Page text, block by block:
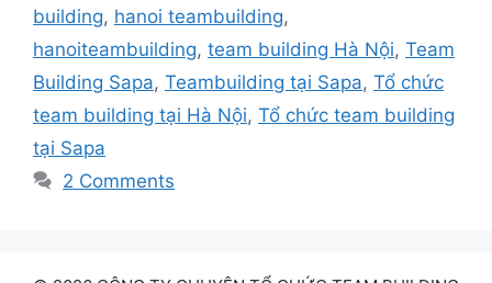
building, hanoi teambuilding,
hanoiteambuilding, team building Hà Nội, Team
Building Sapa, Teambuilding tại Sapa, Tổ chức
team building tại Hà Nội, Tổ chức team building
tại Sapa
2 Comments